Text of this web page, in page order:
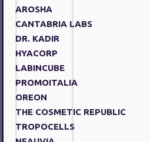
AROSHA
CANTABRIA LABS
DR. KADIR
HYACORP
LABINCUBE
PROMOITALIA
OREON
THE COSMETIC REPUBLIC
TROPOCELLS